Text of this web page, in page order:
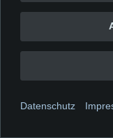
Ihr
Datenschutz